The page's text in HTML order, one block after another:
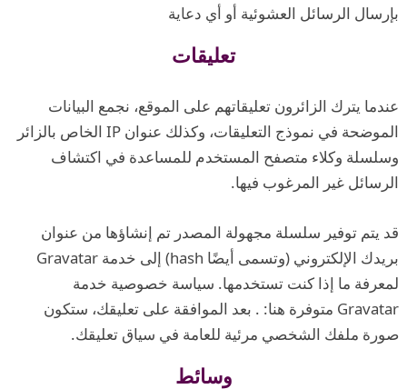
بإرسال الرسائل العشوئية أو أي دعاية
تعليقات
عندما يترك الزائرون تعليقاتهم على الموقع، نجمع البيانات
الموضحة في نموذج التعليقات، وكذلك عنوان IP الخاص بالزائر
وسلسلة وكلاء متصفح المستخدم للمساعدة في اكتشاف
الرسائل غير المرغوب فيها.
قد يتم توفير سلسلة مجهولة المصدر تم إنشاؤها من عنوان
بريدك الإلكتروني (وتسمى أيضًا hash) إلى خدمة Gravatar
لمعرفة ما إذا كنت تستخدمها. سياسة خصوصية خدمة
Gravatar متوفرة هنا: . بعد الموافقة على تعليقك، ستكون
صورة ملفك الشخصي مرئية للعامة في سياق تعليقك.
وسائط